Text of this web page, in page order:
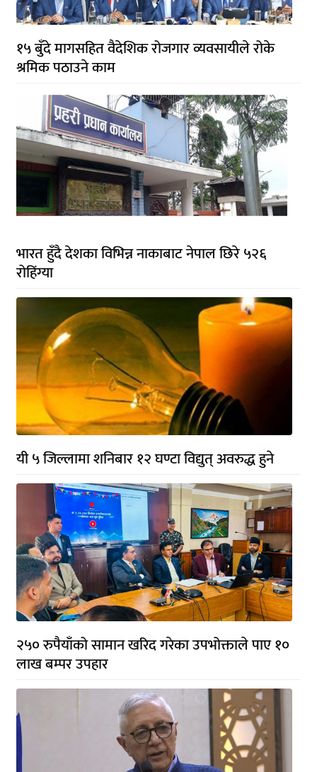
१५ बुँदे मागसहित वैदेशिक रोजगार व्यवसायीले रोके
श्रमिक पठाउने काम
भारत हुँदै देशका विभिन्न नाकाबाट नेपाल छिरे ५२६
रोहिंग्या
यी ५ जिल्लामा शनिबार १२ घण्टा विद्युत् अवरुद्ध हुने
२५० रुपैयाँको सामान खरिद गरेका उपभोक्ताले पाए १०
लाख बम्पर उपहार